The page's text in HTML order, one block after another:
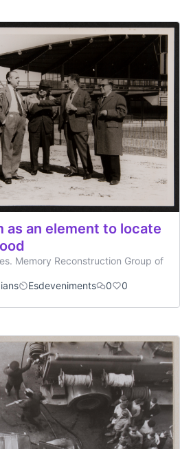
as an element to locate
Memory Reconstruction Group of
Esdeveniments 0 0